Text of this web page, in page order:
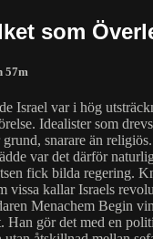
som
57m
Israel var i hög
Idealister som
snarare än
var det därför
fick bilda regering.
vissa kallar Israels
Menachem Begin
Han gör det med en